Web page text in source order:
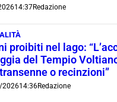
14:37Redazione
proibiti nel lago:
del Tempio
o recinzioni”
14:36Redazione